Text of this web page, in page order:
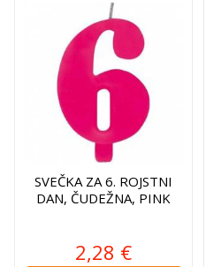
SVEČKA ZA 6. ROJSTNI
DAN, ČUDEŽNA, PINK
2,28 €